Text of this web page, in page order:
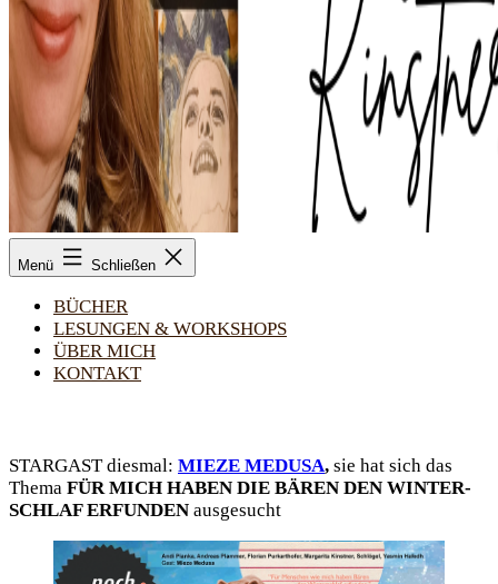
Margarita
Kinstner
Menü Schließen
BÜCHER
LESUN­GEN & WORK­SHOPS
ÜBER MICH
KON­TAKT
STAR­GAST dies­mal: MIE­ZE MEDU­SA, sie hat sich das
The­ma FÜR MICH HABEN DIE BÄREN DEN WIN­TER­
SCHLAF ERFUN­DEN aus­ge­sucht